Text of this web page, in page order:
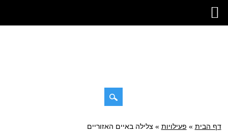
תפריט ראשי
דילוג
דף הבית » פעילויות » צלילה באיים האזוריים